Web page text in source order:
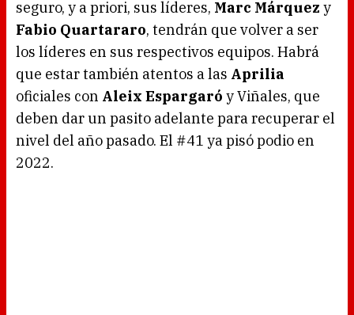
seguro, y a priori, sus líderes, Marc Márquez y
Fabio Quartararo, tendrán que volver a ser
los líderes en sus respectivos equipos. Habrá
que estar también atentos a las Aprilia
oficiales con Aleix Espargaró y Viñales, que
deben dar un pasito adelante para recuperar el
nivel del año pasado. El #41 ya pisó podio en
2022.